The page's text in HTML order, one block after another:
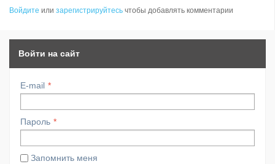
Войдите или зарегистрируйтесь чтобы добавлять комментарии
Войти на сайт
E-mail
Пароль
Запомнить меня